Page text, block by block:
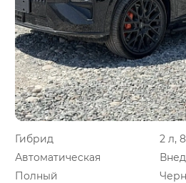
Гибрид
2 л,
Автоматическая
Полный